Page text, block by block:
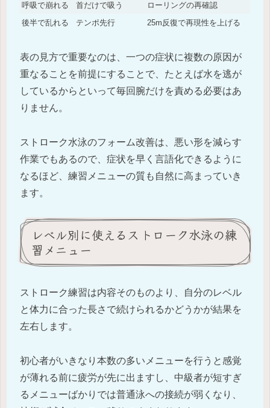
呼吸で崩れる
首だけで吸う
ローリングの再確認
後半で乱れる
テンポ先行 25m反復で再現性を上げる
表の見方で重要なのは、一つの症状に複数の原因が
重なることを前提にすることで、たとえば水を逃が
しているからといって毎回腕だけを責める必要はあ
りません。
ストローク水泳のフォーム改善は、悪い形を減らす
作業でもあるので、症状を早く言語化できるように
なるほど、練習メニューの質も自然に高まっていき
ます。
レベル別に使えるストローク水泳の練
習メニュー
ストローク練習は内容そのものより、自分のレベル
と体力に合った長さで続けられるかどうかが結果を
左右します。
初心者がいきなり本数の多いメニューを行うと感覚
が薄れる前に疲労が先に出ますし、中級者が短すぎ
るメニューばかりでは普通泳への接続が弱くなり、